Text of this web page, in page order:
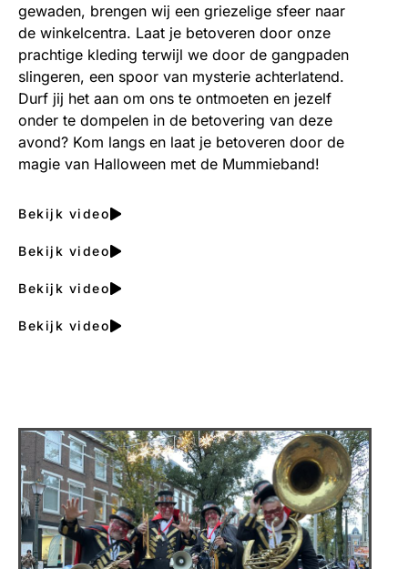
gewaden, brengen wij een griezelige sfeer naar
de winkelcentra. Laat je betoveren door onze
prachtige kleding terwijl we door de gangpaden
slingeren, een spoor van mysterie achterlatend.
Durf jij het aan om ons te ontmoeten en jezelf
onder te dompelen in de betovering van deze
avond? Kom langs en laat je betoveren door de
magie van Halloween met de Mummieband!
Bekijk video
Bekijk video
Bekijk video
Bekijk video